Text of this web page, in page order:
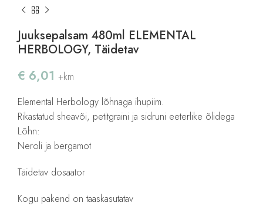
Juuksepalsam 480ml ELEMENTAL
HERBOLOGY, Täidetav
€ 6,01 +km
Elemental Herbology lõhnaga ihupiim.
Rikastatud sheavõi, petitgraini ja sidruni eeterlike õlidega
Lõhn:
Neroli ja bergamot
Täidetav dosaator
Kogu pakend on taaskasutatav